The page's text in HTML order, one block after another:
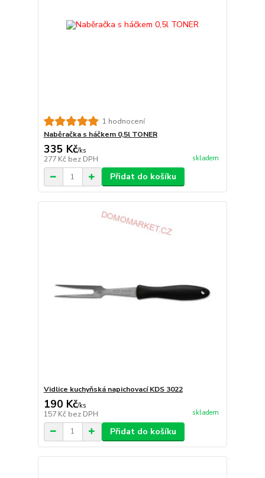
1 hodnocení
Naběračka s háčkem 0,5l TONER
335 Kč/ks
277 Kč bez DPH skladem
Přidat do košíku
Vidlice kuchyňská napichovací KDS 3022
190 Kč/ks
157 Kč bez DPH skladem
Přidat do košíku